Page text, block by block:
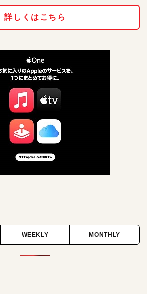
詳しくはこちら
WEEKLY MONTHLY